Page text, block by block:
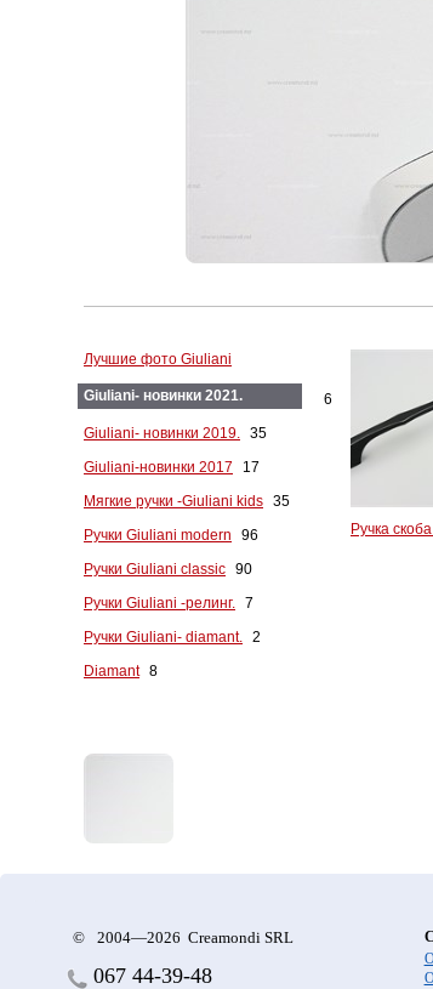
Лучшие фото Giuliani
Giuliani- новинки 2021.
6
Giuliani- новинки 2019. 35
Giuliani-новинки 2017
17
Мягкие ручки -Giuliani kids 35
Ручки Giuliani modern
96
Ручки Giuliani classic 90
Ручки Giuliani -релинг. 7
Ручки Giuliani- diamant. 2
Diamant 8
Ручка
© 2004—2026 Creamondi SRL
067 44-39-48